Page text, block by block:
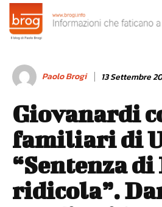
Paolo Brogi 13 Settembre
Giovanardi
familiari di
“Sentenza
ridicola”.